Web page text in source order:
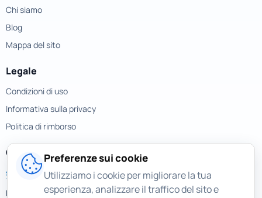
Chi siamo
Blog
Mappa del sito
Legale
Condizioni di uso
Informativa sulla privacy
Politica di rimborso
Contatti
support@magicuneraser.com
Piazza della Repubblica, 32
Preferenze sui cookie
Utilizziamo i cookie per migliorare la tua
esperienza, analizzare il traffico del sito e